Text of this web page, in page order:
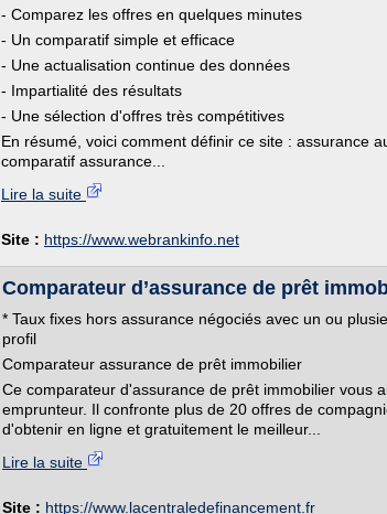
- Comparez les offres en quelques minutes
- Un comparatif simple et efficace
- Une actualisation continue des données
- Impartialité des résultats
- Une sélection d'offres très compétitives
En résumé, voici comment définir ce site : assurance
comparatif assurance...
Lire la suite
Site : https://www.webrankinfo.net
Comparateur d’assurance de prêt
* Taux fixes hors assurance négociés avec un ou
profil
Comparateur assurance de prêt immobilier
Ce comparateur d'assurance de prêt immobilier vous
emprunteur. Il confronte plus de 20 offres de
d'obtenir en ligne et gratuitement le meilleur...
Lire la suite
Site : https://www.lacentraledefinancement.fr